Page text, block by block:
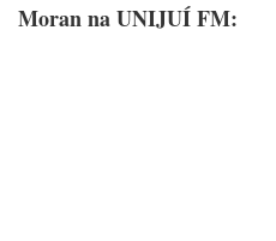
Moran na UNIJUÍ FM: